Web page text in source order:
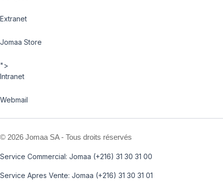
Extranet
Jomaa Store
">
Intranet
Webmail
© 2026 Jomaa SA - Tous droits réservés
Service Commercial: Jomaa (+216) 31 30 31 00
Service Apres Vente: Jomaa (+216) 31 30 31 01